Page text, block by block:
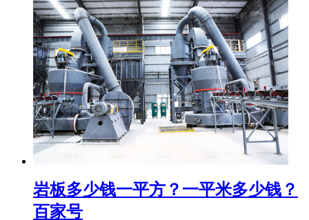
岩板多少钱一平方？一平米多少钱？
百家号